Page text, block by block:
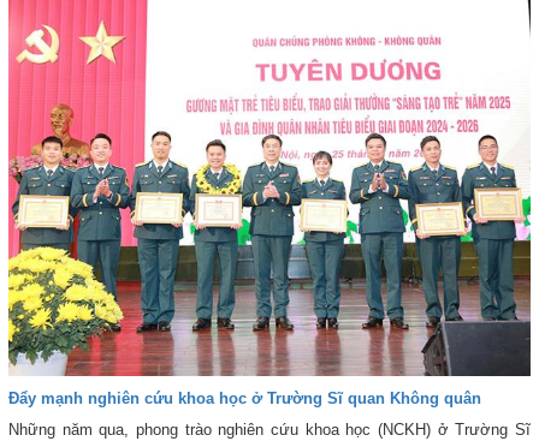
Đẩy mạnh nghiên cứu khoa học ở Trường Sĩ quan Không quân
Những năm qua, phong trào nghiên cứu khoa học (NCKH) ở Trường Sĩ